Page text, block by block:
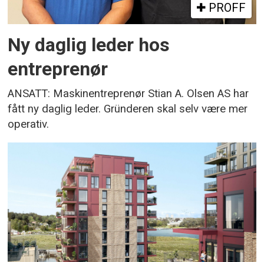
PROFF
Ny daglig leder hos
entreprenør
ANSATT: Maskinentreprenør Stian A. Olsen AS har
fått ny daglig leder. Gründeren skal selv være mer
operativ.